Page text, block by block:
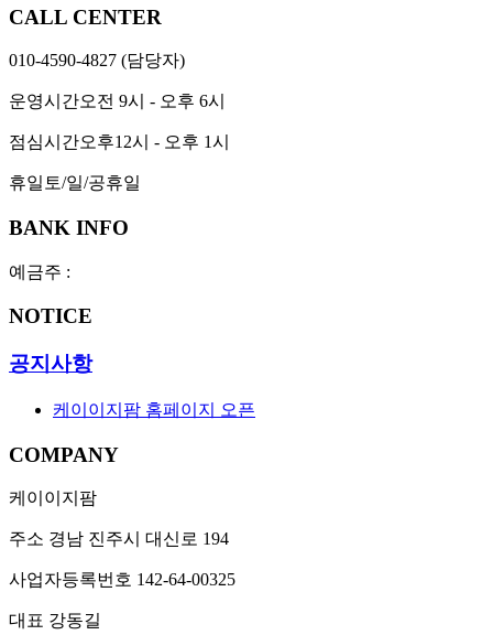
CALL CENTER
010-4590-4827 (담당자)
운영시간오전 9시 - 오후 6시
점심시간오후12시 - 오후 1시
휴일 토/일/공휴일
BANK INFO
예금주 :
NOTICE
공지사항
케이이지팜 홈페이지 오픈
COMPANY
케이이지팜
주소 경남 진주시 대신로 194
사업자등록번호 142-64-00325
대표 강동길